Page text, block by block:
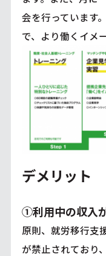
会を行っています
で、より働くイメ
デメリット
①利用中の収入
原則、就労移行支
が禁止されており